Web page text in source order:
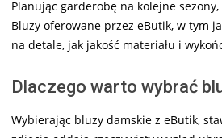
Planując garderobę na kolejne
Bluzy oferowane przez eButik, w tym
na detale, jak jakość materiału i
Dlaczego warto wybrać
Wybierając bluzy damskie z eButik,